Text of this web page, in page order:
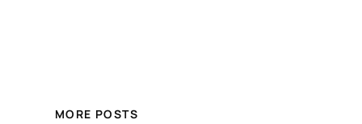
MORE POSTS